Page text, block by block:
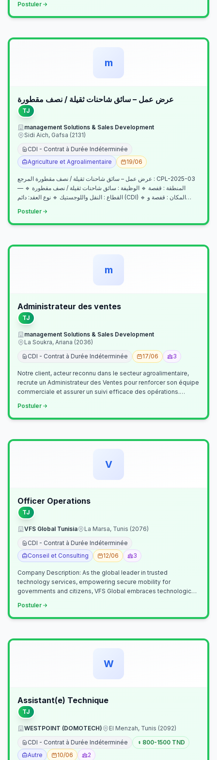
Postuler
m
عرض عمل – سائق شاحنات ثقيلة / نصف مقطورة
TJ
management Solutions & Sales Development
Sidi Aich, Gafsa (2131)
CDI - Contrat à Durée Indéterminée
Agriculture et Agroalimentaire
19/06
عرض عمل – سائق شاحنات ثقيلة / نصف مقطورة المرجع : CPL-2025-03
— المنطقة : قفصة 🔹 الوظيفة : سائق شاحنات ثقيلة / نصف مقطورة 🔹
القطاع : النقل واللوجستيك 🔹 نوع العقد: دائم (CDI) 🔹 المكان : قفصة و…
Postuler
m
Administrateur des ventes
TJ
management Solutions & Sales Development
La Soukra, Ariana (2036)
CDI - Contrat à Durée Indéterminée
17/06 3
Notre client, acteur reconnu dans le secteur agroalimentaire,
recrute un Administrateur des Ventes pour renforcer son équipe
commerciale et assurer un suivi efficace des opérations.
Postuler
V
Officer Operations
TJ
VFS Global Tunisia
La Marsa, Tunis (2076)
CDI - Contrat à Durée Indéterminée
Conseil et Consulting
12/06 3
Company Description: As the global leader in trusted
technology services, empowering secure mobility for
governments and citizens, VFS Global embraces technological
Postuler
W
Assistant(e) Technique
TJ
WESTPOINT (DOMOTECH)
El Menzah, Tunis (2092)
CDI - Contrat à Durée Indéterminée
800-1500 TND
Autre
10/06 2